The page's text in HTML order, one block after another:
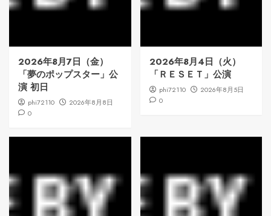
2026年8月7日（金）
「夢のポップスター」公
演 初日
phi72110
2026年8月8日
0
2026年8月4日（火）
「ＲＥＳＥＴ」公演
phi72110
2026年8月5日
0